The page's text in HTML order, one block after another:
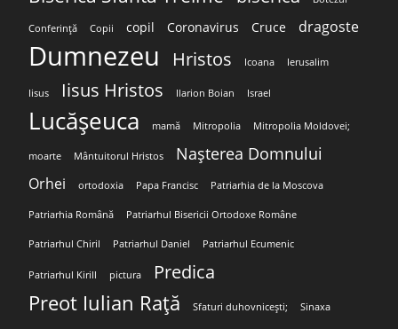
Conferință Copii copil Coronavirus Cruce dragoste
Dumnezeu Hristos Icoana Ierusalim
Iisus Iisus Hristos Ilarion Boian Israel
Lucășeuca mamă Mitropolia Mitropolia Moldovei;
moarte Mântuitorul Hristos Nașterea Domnului
Orhei ortodoxia Papa Francisc Patriarhia de la Moscova
Patriarhia Română Patriarhul Bisericii Ortodoxe Române
Patriarhul Chiril Patriarhul Daniel Patriarhul Ecumenic
Patriarhul Kirill pictura Predica
Preot Iulian Rață Sfaturi duhovnicești; Sinaxa